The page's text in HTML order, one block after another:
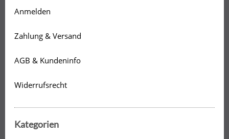
Anmelden
Zahlung & Versand
AGB & Kundeninfo
Widerrufsrecht
Kategorien